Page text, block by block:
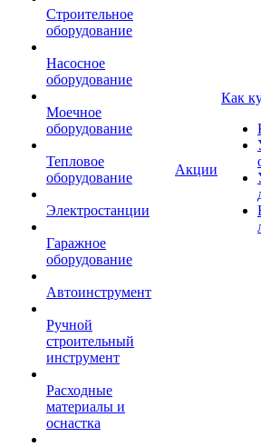
Строительное
оборудование
Насосное
оборудование
Моечное
оборудование
Тепловое
оборудование
Электростанции
Гаражное
оборудование
Автоинструмент
Ручной
строительный
инструмент
Расходные
материалы и
оснастка
Акции
Как